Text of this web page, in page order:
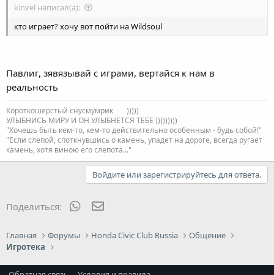
kinvel написал(а):
кто играет? хочу вот пойти на Wildsoul
Павлиг, зявязывай с играми, вертайся к нам в
реальность
Короткошерстый снусмумрик
)))))
УЛЫБНИСЬ МИРУ И ОН УЛЫБНЕТСЯ ТЕБЕ )))))))))
"Хочешь быть кем-то, кем-то действительно особенным - будь собой!"
"Если слепой, споткнувшись о камень, упадет на дороге, всегда ругает
камень, хотя виною его слепота..."
Войдите или зарегистрируйтесь для ответа.
Поделиться: WhatsApp
Главная Форумы Honda Civic Club Russia
Общение
Игротека